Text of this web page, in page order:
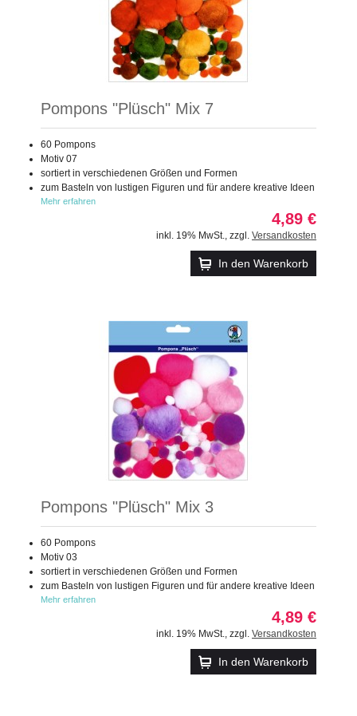
Pompons "Plüsch" Mix 7
60 Pompons
Motiv 07
sortiert in verschiedenen Größen und Formen
zum Basteln von lustigen Figuren und für andere kreative Ideen
Mehr erfahren
4,89 €
inkl. 19% MwSt. zzgl. Versandkosten
In den Warenkorb
Pompons "Plüsch" Mix 3
60 Pompons
Motiv 03
sortiert in verschiedenen Größen und Formen
zum Basteln von lustigen Figuren und für andere kreative Ideen
Mehr erfahren
4,89 €
inkl. 19% MwSt. zzgl. Versandkosten
In den Warenkorb